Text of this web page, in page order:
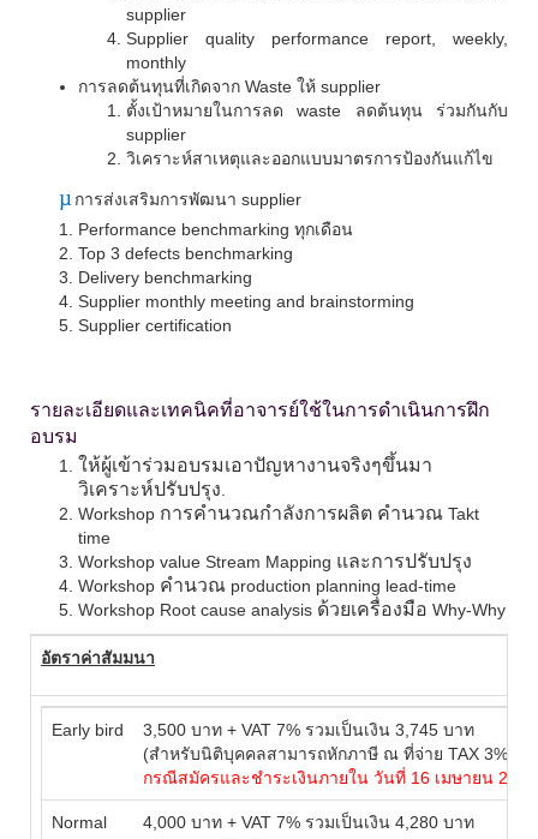
supplier
Supplier quality performance report, weekly,
monthly
การลดต้นทุนที่เกิดจาก Waste ให้ supplier
ตั้งเป้าหมายในการลดwaste ลดต้นทุน ร่วมกันกับ
supplier
วิเคราะห์สาเหตุและออกแบบมาตรการป้องกันแก้ไข
µ การส่งเสริมการพัฒนา supplier
Performance benchmarking ทุกเดือน
Top 3 defects benchmarking
Delivery benchmarking
Supplier monthly meeting and brainstorming
Supplier certification
รายละเอียดและเทคนิคที่อาจารย์ใช้ในการดำเนินการฝึก
อบรม
ให้ผู้เข้าร่วมอบรมเอาปัญหางานจริงๆขึ้นมา
วิเคราะห์ปรับปรุง
Workshop การคำนวณกำลังการผลิต คำนวณ Takt
time
Workshop value Stream Mapping และการปรับปรุง
Workshop คำนวณ production planning lead-time
Workshop Root cause analysis ด้วยเครื่องมือ Why-Why
อัตราค่าสัมมนา
Early bird
3,500 บาท + VAT 7% รวมเป็นเงิน 3,745 บาท
(สำหรับนิติบุคคลสามารถหักภาษี ณ ที่จ่าย TAX 3%)
กรณีสมัครและชำระเงินภายใน วันที่ 16 เมษายน
Normal 4,000 บาท + VAT 7% รวมเป็นเงิน 4,280 บาท